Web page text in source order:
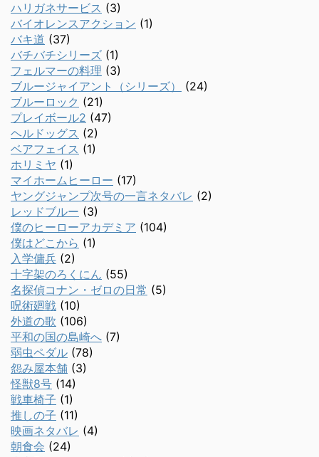
ハリガネサービス (3)
バイオレンスアクション (1)
バキ道 (37)
バチバチシリーズ (1)
フェルマーの料理 (3)
ブルージャイアント（シリーズ）
(24)
ブルーロック (21)
プレイボール2 (47)
ヘルドッグス (2)
ベアフェイス (1)
ホリミヤ (1)
マイホームヒーロー (17)
ヤングジャンプ次号の一言ネタバレ (2)
レッドブルー (3)
僕のヒーローアカデミア (104)
僕はどこから (1)
入学傭兵 (2)
十字架のろくにん (55)
名探偵コナン・ゼロの日常 (5)
呪術廻戦 (10)
外道の歌 (106)
平和の国の島崎へ (7)
弱虫ペダル (78)
怨み屋本舗 (3)
怪獣8号 (14)
戦車椅子 (1)
推しの子 (11)
映画ネタバレ (4)
朝食会 (24)